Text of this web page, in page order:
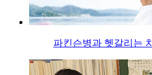
파킨슨병과 헷갈리는